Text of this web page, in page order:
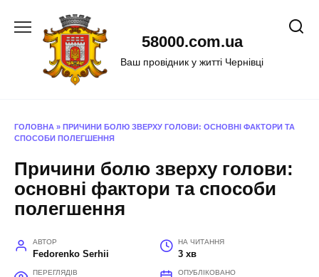
58000.com.ua
Ваш провідник у житті Чернівці
ГОЛОВНА » ПРИЧИНИ БОЛЮ ЗВЕРХУ ГОЛОВИ: ОСНОВНІ ФАКТОРИ ТА
СПОСОБИ ПОЛЕГШЕННЯ
Причини болю зверху голови:
основні фактори та способи
полегшення
АВТОР
Fedorenko Serhii
НА ЧИТАННЯ
3 хв
ПЕРЕГЛЯДІВ ОПУБЛІКОВАНО